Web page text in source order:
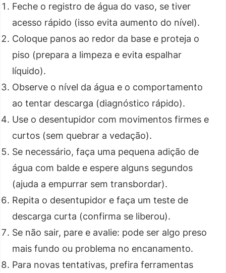
Feche o registro de água do vaso, se tiver
acesso rápido (isso evita aumento do nível).
Coloque panos ao redor da base e proteja o
piso (prepara a limpeza e evita espalhar
líquido).
Observe o nível da água e o comportamento
ao tentar descarga (diagnóstico rápido).
Use o desentupidor com movimentos firmes e
curtos (sem quebrar a vedação).
Se necessário, faça uma pequena adição de
água com balde e espere alguns segundos
(ajuda a empurrar sem transbordar).
Repita o desentupidor e faça um teste de
descarga curta (confirma se liberou).
Se não sair, pare e avalie: pode ser algo preso
mais fundo ou problema no encanamento.
Para novas tentativas, prefira ferramentas